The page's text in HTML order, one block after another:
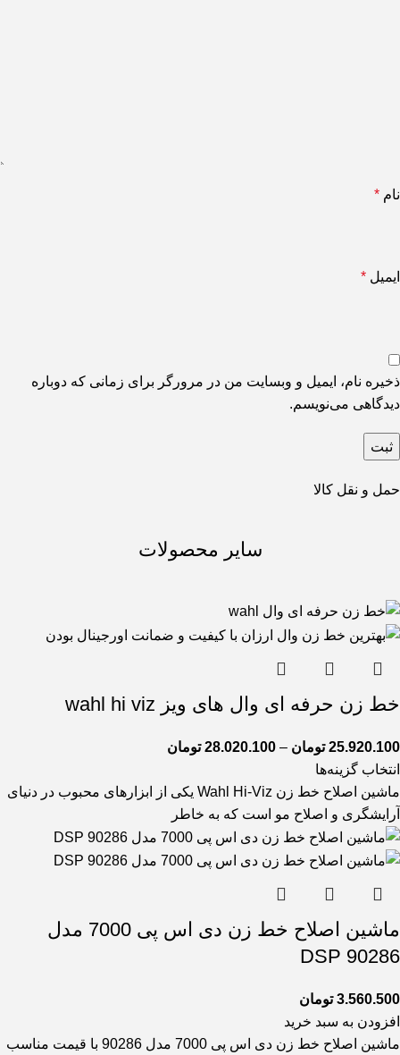
نام *
ایمیل *
ذخیره نام، ایمیل و وبسایت من در مرورگر برای زمانی که دوباره
دیدگاهی می‌نویسم.
حمل و نقل کالا
سایر محصولات
خط زن حرفه ای وال های ویز wahl hi viz
25.920.100 تومان –
28.020.100 تومان
انتخاب گزینه‌ها
ماشین اصلاح خط زن Wahl Hi-Viz یکی از ابزارهای محبوب در دنیای
آرایشگری و اصلاح مو است که به خاطر
ماشین اصلاح خط زن دی اس پی 7000 مدل
90286 DSP
3.560.500 تومان
افزودن به سبد خرید
ماشین اصلاح خط زن دی اس پی 7000 مدل 90286 با قیمت مناسب